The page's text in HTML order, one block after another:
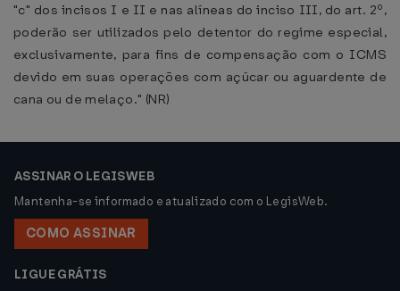
"c" dos incisos I e II e nas alíneas do inciso III, do art. 2º,
poderão ser utilizados pelo detentor do regime especial,
exclusivamente, para fins de compensação com o ICMS
devido em suas operações com açúcar ou aguardente de
cana ou de melaço." (NR)
ASSINAR O LEGISWEB
Mantenha-se informado e atualizado com o LegisWeb.
COMO ASSINAR
LIGUE GRÁTIS